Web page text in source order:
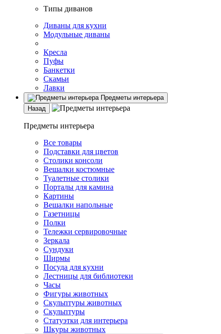
Типы диванов
Диваны для кухни
Модульные диваны
Кресла
Пуфы
Банкетки
Скамьи
Лавки
Предметы интерьера
Назад
Предметы интерьера
Все товары
Подставки для цветов
Столики консоли
Вешалки костюмные
Туалетные столики
Порталы для камина
Картины
Вешалки напольные
Газетницы
Полки
Тележки сервировочные
Зеркала
Сундуки
Ширмы
Посуда для кухни
Лестницы для библиотеки
Часы
Фигуры животных
Скульптуры животных
Скульптуры
Статуэтки для интерьера
Шкуры животных